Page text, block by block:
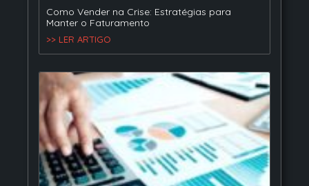
Como Vender na Crise: Estratégias para
Manter o Faturamento
>> LER ARTIGO